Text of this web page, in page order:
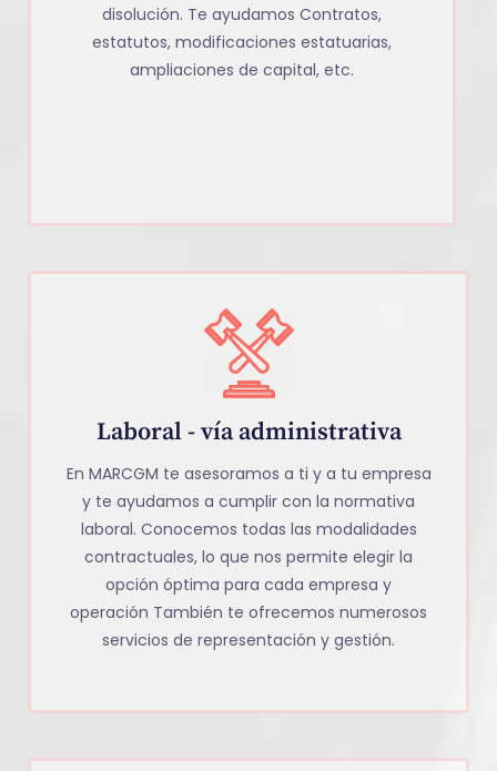
disolución. Te ayudamos Contratos,
estatutos, modificaciones estatuarias,
ampliaciones de capital, etc.
Laboral - vía administrativa
En MARCGM te asesoramos a ti y a tu empresa
y te ayudamos a cumplir con la normativa
laboral. Conocemos todas las modalidades
contractuales, lo que nos permite elegir la
opción óptima para cada empresa y
operación También te ofrecemos numerosos
servicios de representación y gestión.